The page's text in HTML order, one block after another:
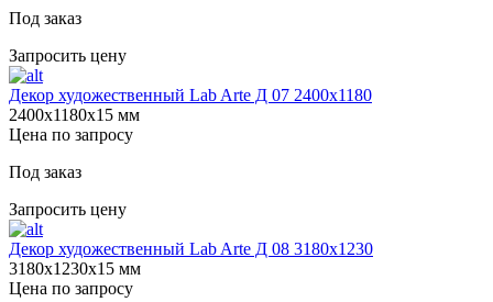
Под заказ
Запросить цену
Декор художественный Lab Arte Д 07 2400х1180
2400х1180х15 мм
Цена по запросу
Под заказ
Запросить цену
Декор художественный Lab Arte Д 08 3180х1230
3180х1230х15 мм
Цена по запросу